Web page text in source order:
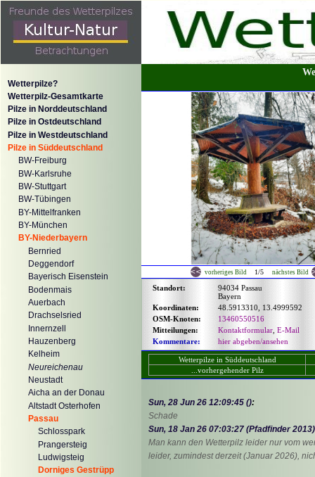
Wetterpilze?
Wetterpilz-Gesamtkarte
Pilze in Norddeutschland
Pilze in Ostdeutschland
Pilze in Westdeutschland
Pilze in Süddeutschland
BW-Freiburg
BW-Karlsruhe
BW-Stuttgart
BW-Tübingen
BY-Mittelfranken
BY-München
BY-Niederbayern
Bernried
Deggendorf
Bayerisch Eisenstein
Bodenmais
Auerbach
Drachselsried
Innernzell
Hauzenberg
Kelheim
Neureichenau
Neustadt
Aicha an der Donau
Altstadt Osterhofen
Passau
Schlosspark
Prangersteig
Ludwigsteig
Dorniges Gestrüpp
vorheriges Bild 1/5 nächstes Bild
Standort:
94034 Passau
Bayern
Koordinaten:
48.5913310, 13.4999592
OSM-Knoten:
13460550516
Mitteilungen:
Kontaktformular E-Mail
Kommentare:
hier abgeben/ansehen
Wetterpilze in Süddeutschland
...vorhergehender Pilz
Sun, 28 Jun 26 12:09:45 ():
Schade
Sun, 18 Jan 26 07:03:27 (Pfadfinder 2013)
Man kann den Wetterpilz leider nur vom
leider, zumindest derzeit (Januar 2026),